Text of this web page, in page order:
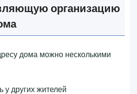
организацию
дома можно несколькими
у других жителей